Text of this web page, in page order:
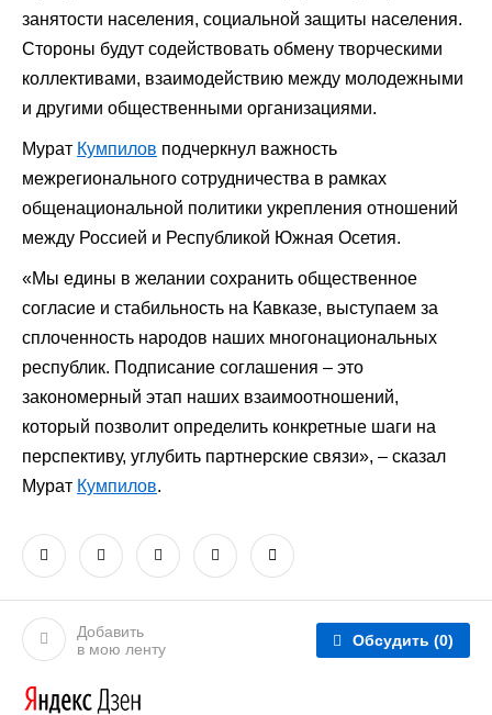
занятости населения, социальной защиты населения.
Стороны будут содействовать обмену творческими
коллективами, взаимодействию между молодежными
и другими общественными организациями.
Мурат Кумпилов подчеркнул важность
межрегионального сотрудничества в рамках
общенациональной политики укрепления отношений
между Россией и Республикой Южная Осетия.
«Мы едины в желании сохранить общественное
согласие и стабильность на Кавказе, выступаем за
сплоченность народов наших многонациональных
республик. Подписание соглашения – это
закономерный этап наших взаимоотношений,
который позволит определить конкретные шаги на
перспективу, углубить партнерские связи», – сказал
Мурат Кумпилов.
Добавить
в мою ленту
Обсудить (0)